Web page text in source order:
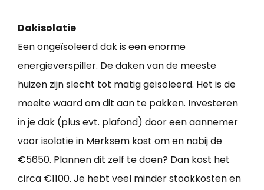
Dakisolatie
Een ongeïsoleerd dak is een enorme
energieverspiller. De daken van de meeste
huizen zijn slecht tot matig geïsoleerd. Het is de
moeite waard om dit aan te pakken. Investeren
in je dak (plus evt. plafond) door een aannemer
voor isolatie in Merksem kost om en nabij de
€5650. Plannen dit zelf te doen? Dan kost het
circa €1100. Je hebt veel minder stookkosten en